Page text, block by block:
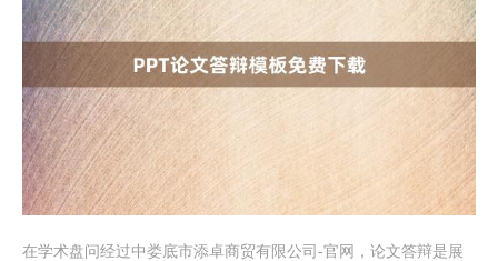
在学术盘问经过中娄底市添卓商贸有限公司-官网，论文答辩是展